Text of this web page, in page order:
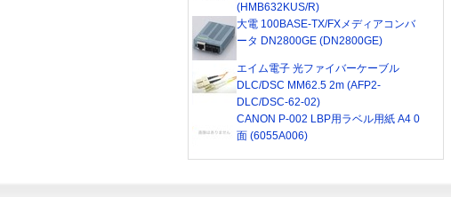
(HMB632KUS/R)
大電 100BASE-TX/FXメディアコンバ
ータ DN2800GE (DN2800GE)
エイム電子 光ファイバーケーブル
DLC/DSC MM62.5 2m (AFP2-
DLC/DSC-62-02)
CANON P-002 LBP用ラベル用紙 A4 0
面 (6055A006)